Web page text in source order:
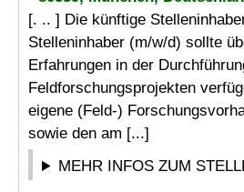
[. .. ] Die künftige
Stelleninhaber (m/w/d) sollte
Erfahrungen in der
Feldforschungsprojekten
eigene (Feld-)
sowie den am [...]
MEHR INFOS ZUM